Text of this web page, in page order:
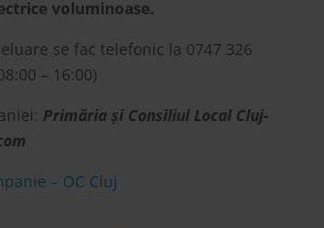
voluminoase.
se fac telefonic la 0747 326
– 16:00)
Primăria și Consiliul Local Cluj-
– OC Cluj